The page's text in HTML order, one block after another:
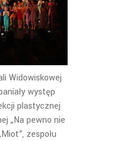
Widowiskowej
występ
plastycznej
„Na pewno nie
zespołu